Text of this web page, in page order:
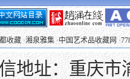
收藏·湘泉雅集 ·中国艺术品收藏网·
地址：重庆市